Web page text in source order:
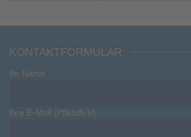
KONTAKTFORMULAR
Ihr Name
Ihre E-Mail (Pflichtfeld)